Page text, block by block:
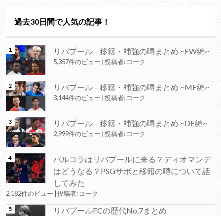
過去30日間で人気の記事！
リバプール – 移籍・補強の噂まとめ ~FW編~
5,357件のビュー 投稿者: コーク
リバプール – 移籍・補強の噂まとめ ~MF編~
3,144件のビュー 投稿者: コーク
リバプール – 移籍・補強の噂まとめ ~DF編~
2,999件のビュー 投稿者: コーク
バルコラはリバプールに来る？ディオマンデ
はどうなる？PSGサポと移籍の噂について話
してみた
2,182件のビュー 投稿者: コーク
リバプールFCの歴代No.7まとめ